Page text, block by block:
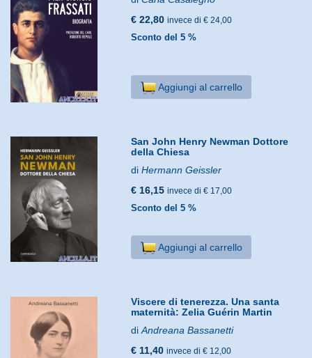
€ 22,80 invece di € 24,00
Sconto del 5 %
Aggiungi al carrello
San John Henry Newman Dottore
della Chiesa
diHermann Geissler
€ 16,15 invece di € 17,00
Sconto del 5 %
Aggiungi al carrello
Viscere di tenerezza. Una santa
maternità: Zelia Guérin Martin
diAndreana Bassanetti
€ 11,40 invece di € 12,00